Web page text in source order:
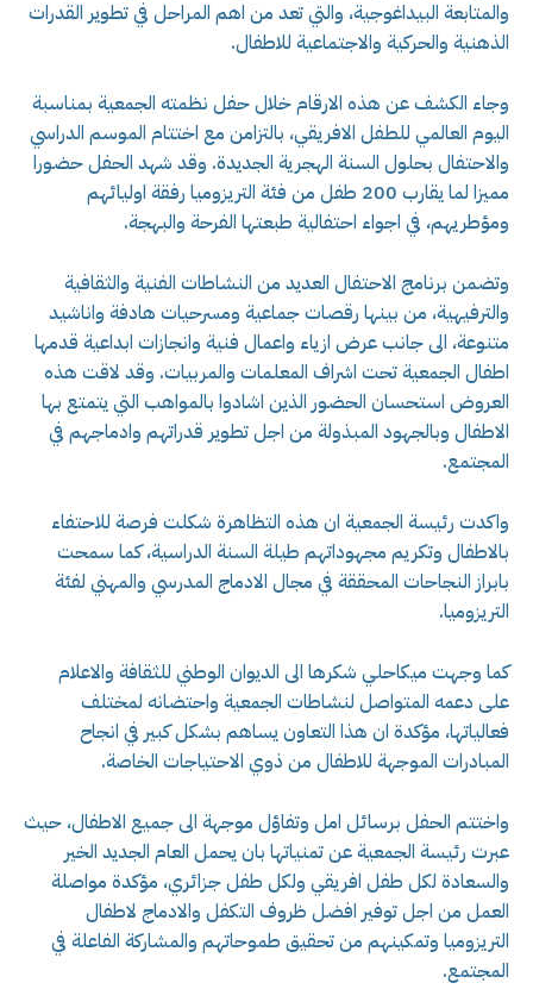
والمتابعة البيداغوجية، والتي تعد من اهم المراحل في تطوير القدرات
الذهنية والحركية والاجتماعية للاطفال.
وجاء الكشف عن هذه الارقام خلال حفل نظمته الجمعية بمناسبة
اليوم العالمي للطفل الافريقي، بالتزامن مع اختتام الموسم الدراسي
والاحتفال بحلول السنة الهجرية الجديدة. وقد شهد الحفل حضورا
مميزا لما يقارب 200 طفل من فئة التريزوميا رفقة اوليائهم
ومؤطريهم، في اجواء احتفالية طبعتها الفرحة والبهجة.
وتضمن برنامج الاحتفال العديد من النشاطات الفنية والثقافية
والترفيهية، من بينها رقصات جماعية ومسرحيات هادفة واناشيد
متنوعة، الى جانب عرض ازياء واعمال فنية وانجازات ابداعية قدمها
اطفال الجمعية تحت اشراف المعلمات والمربيات. وقد لاقت هذه
العروض استحسان الحضور الذين اشادوا بالمواهب التي يتمتع بها
الاطفال وبالجهود المبذولة من اجل تطوير قدراتهم وادماجهم في
المجتمع.
واكدت رئيسة الجمعية ان هذه التظاهرة شكلت فرصة للاحتفاء
بالاطفال وتكريم مجهوداتهم طيلة السنة الدراسية، كما سمحت
بابراز النجاحات المحققة في مجال الادماج المدرسي والمهني لفئة
التريزوميا.
كما وجهت ميكاحلي شكرها الى الديوان الوطني للثقافة والاعلام
على دعمه المتواصل لنشاطات الجمعية واحتضانه لمختلف
فعالياتها، مؤكدة ان هذا التعاون يساهم بشكل كبير في انجاح
المبادرات الموجهة للاطفال من ذوي الاحتياجات الخاصة.
واختتم الحفل برسائل امل وتفاؤل موجهة الى جميع الاطفال، حيث
عبرت رئيسة الجمعية عن تمنياتها بان يحمل العام الجديد الخير
والسعادة لكل طفل افريقي ولكل طفل جزائري، مؤكدة مواصلة
العمل من اجل توفير افضل ظروف التكفل والادماج لاطفال
التريزوميا وتمكينهم من تحقيق طموحاتهم والمشاركة الفاعلة في
المجتمع.